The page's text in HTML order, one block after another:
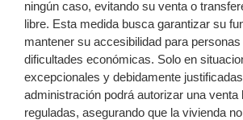
ningún caso, evitando su venta o
libre. Esta medida busca garantizar su
mantener su accesibilidad para
dificultades económicas. Solo en
excepcionales y debidamente
administración podrá autorizar una venta
reguladas, asegurando que la vivienda